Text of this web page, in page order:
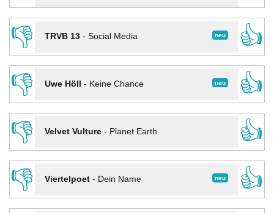
👎
neu
TRVB 13- Social Media
👍
👎
neu
Uwe Höll - Keine Chance
👍
👎
Velvet Vulture- Planet Earth
👍
👎
neu
Viertelpoet- Dein Name
👍